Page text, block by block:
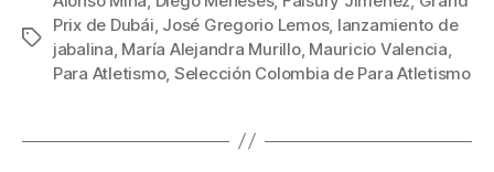
e
b
o
er
e
st
p
ar
Etiquetas
Prix de Dubái, José Gregorio Lemos, lanzamiento de
jabalina, María Alejandra Murillo, Mauricio Valencia,
Para Atletismo, Selección Colombia de Para Atletismo